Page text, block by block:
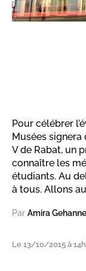
Pour célébrer
Musées signera
V de Rabat, un
connaître les
étudiants. Au
à tous. Allons
Par Amira
Le 13/10/2015 à